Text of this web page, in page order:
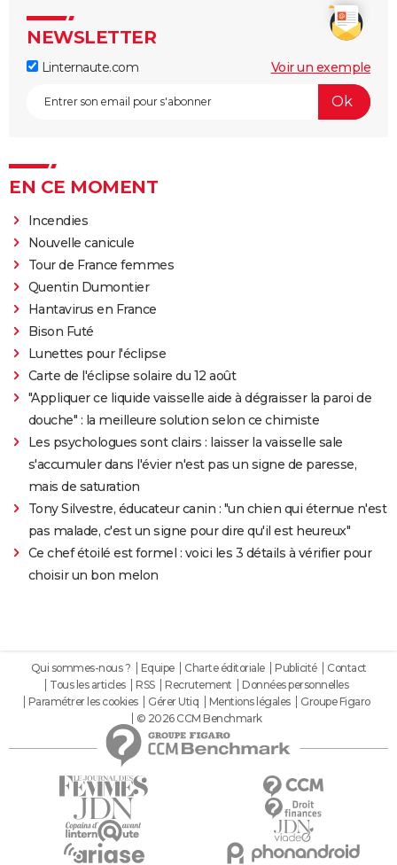
NEWSLETTER
Linternaute.com Voir un exemple
EN CE MOMENT
Incendies
Nouvelle canicule
Tour de France femmes
Quentin Dumontier
Hantavirus en France
Bison Futé
Lunettes pour l'éclipse
Carte de l'éclipse solaire du 12 août
"Appliquer ce liquide vaisselle aide à dégraisser la paroi de
douche" : la meilleure solution selon ce chimiste
Les psychologues sont clairs : laisser la vaisselle sale
s'accumuler dans l'évier n'est pas un signe de paresse,
mais de saturation
Tony Silvestre, éducateur canin : "un chien qui éternue n'est
pas malade, c'est un signe pour dire qu'il est heureux"
Ce chef étoilé est formel : voici les 3 détails à vérifier pour
choisir un bon melon
Qui sommes-nous ? Equipe Charte éditoriale Publicité
Contact
Tous les articles
RSS Recrutement
Données personnelles
Paramétrer les cookies
Gérer Utiq Mentions légales
Groupe Figaro
© 2026 CCM Benchmark